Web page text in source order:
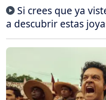
Si crees que ya
a descubrir estas